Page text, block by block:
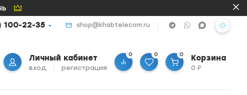
100-22-35 shop@khabtelecom.ru
Личный кабинет
вход регистрация
0 0 0 Корзина
0₽